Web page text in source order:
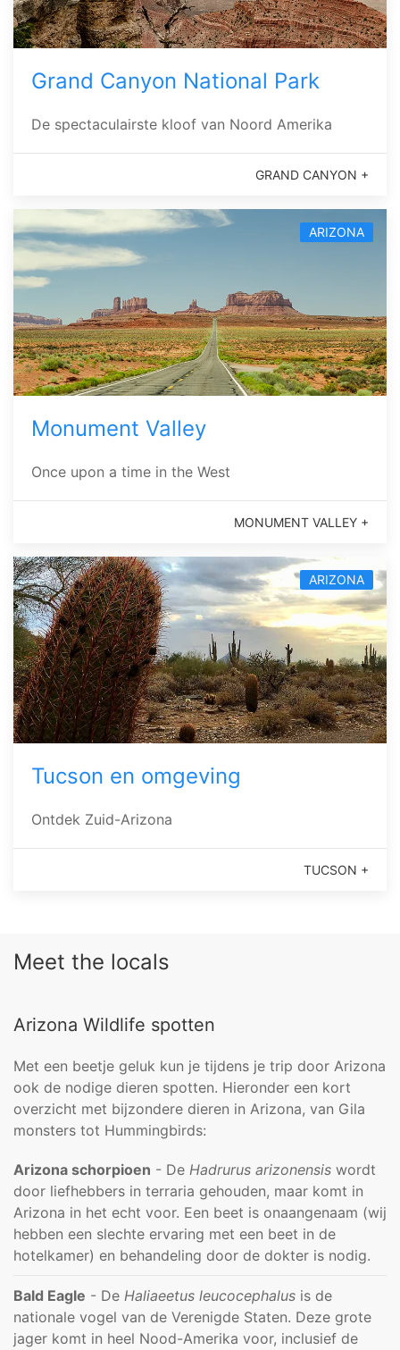
Grand Canyon National Park
De spectaculairste kloof van Noord Amerika
GRAND CANYON +
ARIZONA
Monument Valley
Once upon a time in the West
MONUMENT VALLEY +
ARIZONA
Tucson en omgeving
Ontdek Zuid-Arizona
TUCSON +
Meet the locals
Arizona Wildlife spotten
Met een beetje geluk kun je tijdens je trip door Arizona
ook de nodige dieren spotten. Hieronder een kort
overzicht met bijzondere dieren in Arizona, van Gila
monsters tot Hummingbirds:
Arizona schorpioen - De Hadrurus arizonensis wordt
door liefhebbers in terraria gehouden, maar komt in
Arizona in het echt voor. Een beet is onaangenaam (wij
hebben een slechte ervaring met een beet in de
hotelkamer) en behandeling door de dokter is nodig.
Bald Eagle - De Haliaeetus leucocephalus is de
nationale vogel van de Verenigde Staten. Deze grote
jager komt in heel Nood-Amerika voor, inclusief de